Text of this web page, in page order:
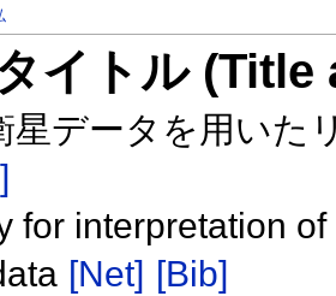
イトル
星データを用いた
for interpretation
[Net] [Bib]